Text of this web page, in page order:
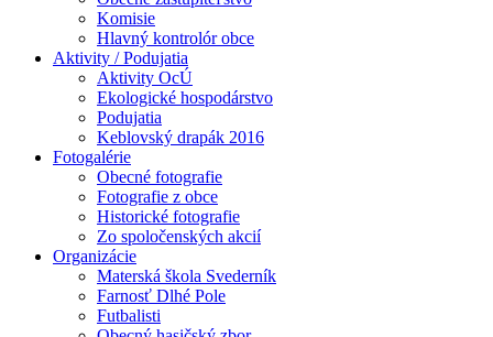
Komisie
Hlavný kontrolór obce
Aktivity / Podujatia
Aktivity OcÚ
Ekologické hospodárstvo
Podujatia
Keblovský drapák 2016
Fotogalérie
Obecné fotografie
Fotografie z obce
Historické fotografie
Zo spoločenských akcií
Organizácie
Materská škola Svederník
Farnosť Dlhé Pole
Futbalisti